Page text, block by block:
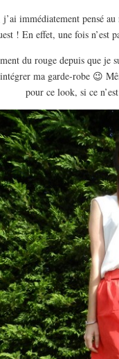
immédiatement pensé
! En effet, une fois
du rouge depuis que
ma garde-robe 😉
pour ce look, si ce